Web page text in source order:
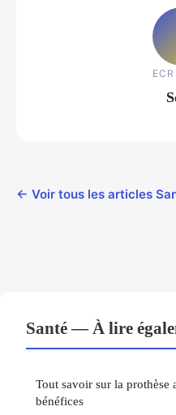
← Voir tous les articles
Santé — À lire
Tout savoir sur la prothèse
bénéfices